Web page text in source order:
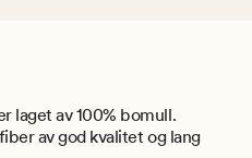
laget av 100% bomull.
av god kvalitet og lang